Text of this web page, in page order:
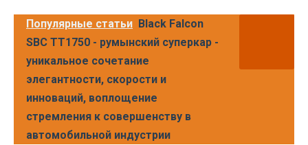
Популярные статьи Black Falcon
SBC TT1750 - румынский суперкар -
уникальное сочетание
элегантности, скорости и
инноваций, воплощение
стремления к совершенству в
автомобильной индустрии